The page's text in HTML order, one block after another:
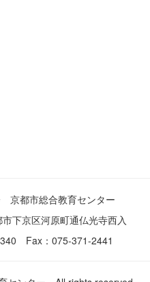
京都市総合教育センター
下京区河原町通仏光寺西入
Fax：075-371-2441